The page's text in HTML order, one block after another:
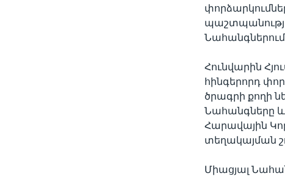
Հունվարին
հինգերորդ
ծրագրի քողի
Նահանգները և
Հարավային
տեղակայման
Միացյալ